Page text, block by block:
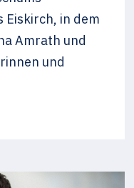
in dem
Amrath und
und